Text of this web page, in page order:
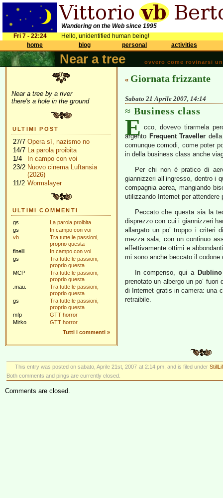
Wandering on the Web since 1995
Fri 7 - 22:24
Hello, unidentified human being!
home
blog personal activities
Near a tree ovvero come rovinarsi
Near a tree by a river
there's a hole in the ground
ULTIMI POST
27/7 Opera sì, nazismo no
14/7 La parola proibita
1/4
In campo con voi
23/2 Nuovo cinema Luftansia
(2026)
11/2 Wormslayer
ULTIMI COMMENTI
gs
La parola proibita
gs
In campo con voi
vb
Tra tutte le passioni,
proprio questa
finelli
In campo con voi
gs
Tra tutte le passioni,
proprio questa
MCP
Tra tutte le passioni,
proprio questa
.mau.
Tra tutte le passioni,
proprio questa
gs
Tra tutte le passioni,
proprio questa
mfp
GTT horror
Mirko
GTT horror
Tutti i commenti »
« Giornata frizzante
Sabato 21 Aprile 2007, 14:14
Business class
E cco, dovevo tirarmela
argento Frequent Traveller
comunque comodi, come poter
in della business class anche
Per chi non è pratico di
giannizzeri all’ingresso, dentro i
compagnia aerea, mangiando
utilizzando Internet per
Peccato che questa sia la
disprezzo con cui i giannizzeri
allargato un po’ troppo i criteri
mezza sala, con un continuo
effettivamente ottimi e
mi sono anche beccato il
In compenso, qui a Dublino
prenotato un albergo un po’
di Internet gratis in camera: una
retraibile.
This entry was posted on sabato, Aprile 21st, 2007 at 2:14 pm, and is filed under
Both comments and pings are currently closed.
Comments are closed.